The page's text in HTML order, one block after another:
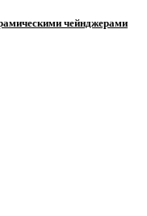
чейнджерами